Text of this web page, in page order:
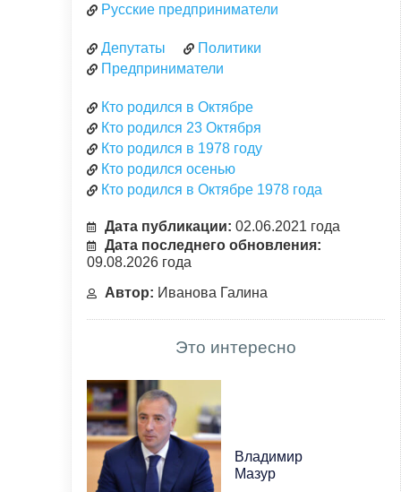
Русские предприниматели
Депутаты
Политики
Предприниматели
Кто родился в Октябре
Кто родился 23 Октября
Кто родился в 1978 году
Кто родился осенью
Кто родился в Октябре 1978 года
Дата публикации: 02.06.2021 года
Дата последнего обновления:
09.08.2026 года
Автор: Иванова Галина
Это интересно
Владимир
Мазур